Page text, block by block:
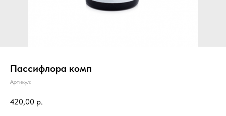
Пассифлора комп
Артикул:
420,00 р.